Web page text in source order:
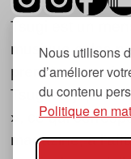
Nous utilisons
d’améliorer
du contenu
Politique en
Tsugi est un
musique et les
première
Tsugi en
», ce qui
magazine, à